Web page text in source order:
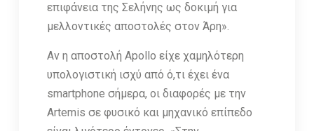
επιφάνεια της Σελήνης ως δοκιμή για
μελλοντικές αποστολές στον Άρη».
Αν η αποστολή Apollo είχε χαμηλότερη
υπολογιστική ισχύ από ό,τι έχει ένα
smartphone σήμερα, οι διαφορές με την
Artemis σε φυσικό και μηχανικό επίπεδο